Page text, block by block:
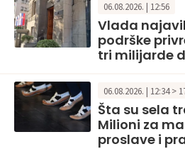
06.08.2026. | 12:56
Vlada
podrške
tri milijarde
06.08.2026. | 12:34 >
Šta su sela
Milioni za
proslave i